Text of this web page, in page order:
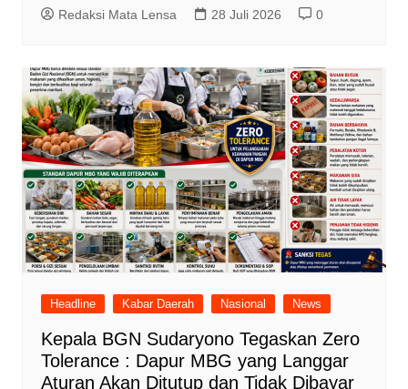
Redaksi Mata Lensa 28 Juli 2026 0
Headline Kabar Daerah Nasional News
Kepala BGN Sudaryono Tegaskan Zero
Tolerance : Dapur MBG yang Langgar
Aturan Akan Ditutup dan Tidak Dibayar